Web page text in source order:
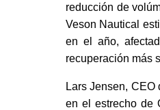
reducción de
Veson Nautical
en el año,
recuperación más
Lars Jensen,
en el estrecho de